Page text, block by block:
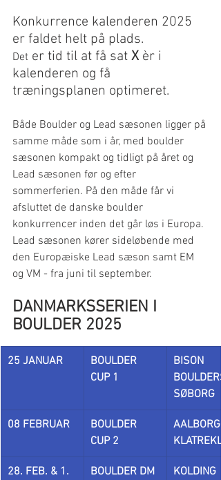
Konkurrence kalenderen 2025
er faldet helt på plads.
Det er tid til at få sat X èr i
kalenderen og få
træningsplanen optimeret.
Både Boulder og Lead sæsonen ligger på
samme måde som i år, med boulder
sæsonen kompakt og tidligt på året og
Lead sæsonen før og efter
sommerferien. På den måde får vi
afsluttet de danske boulder
konkurrencer inden det går løs i Europa.
Lead sæsonen kører sideløbende med
den Europæiske Lead sæson samt EM
og VM - fra juni til september.
DANMARKSSERIEN I
BOULDER 2025
25 JANUAR
BOULDER
CUP 1
BISON
SØBORG
08 FEBRUAR
BOULDER
CUP 2
AALBORG
28. FEB. & 1.
BOULDER DM
KOLDING